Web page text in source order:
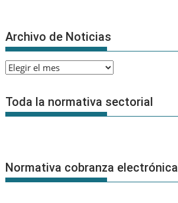
Archivo de Noticias
Archivo
Noticias
Toda la normativa sectorial
Normativa cobranza electrónica